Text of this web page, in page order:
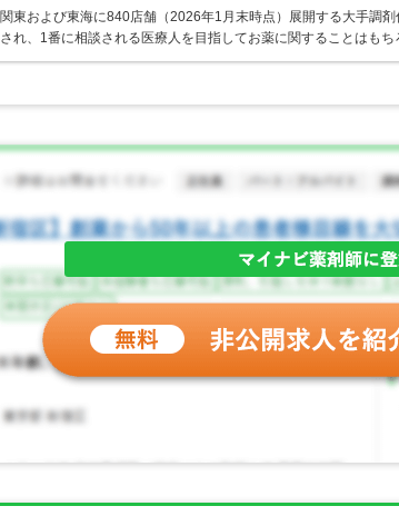
関東および東海に840店舗（2026年1月末時点）展開する大手調
され、1番に相談される医療人を目指してお薬に関することはも